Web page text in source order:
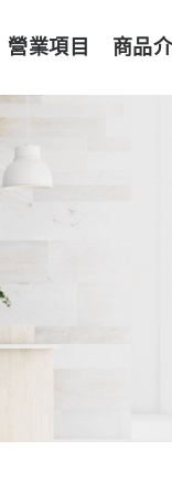
營業項目 商品